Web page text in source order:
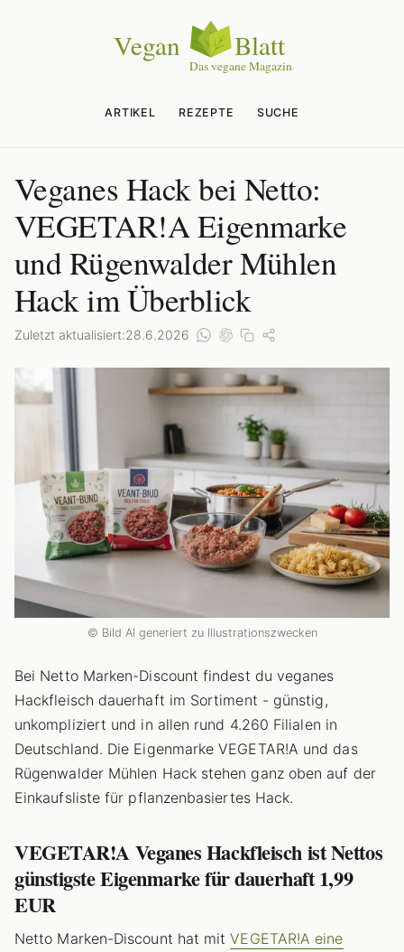
ARTIKEL REZEPTE SUCHE
Veganes Hack bei Netto:
VEGETAR!A Eigenmarke
und Rügenwalder Mühlen
Hack im Überblick
Zuletzt aktualisiert:28.6.2026
© Bild AI generiert zu Illustrationszwecken
Bei Netto Marken-Discount findest du veganes
Hackfleisch dauerhaft im Sortiment - günstig,
unkompliziert und in allen rund 4.260 Filialen in
Deutschland. Die Eigenmarke VEGETAR!A und das
Rügenwalder Mühlen Hack stehen ganz oben auf der
Einkaufsliste für pflanzenbasiertes Hack.
VEGETAR!A Veganes Hackfleisch ist Nettos
günstigste Eigenmarke für dauerhaft 1,99
EUR
Netto Marken-Discount hat mitVEGETAR!A eine